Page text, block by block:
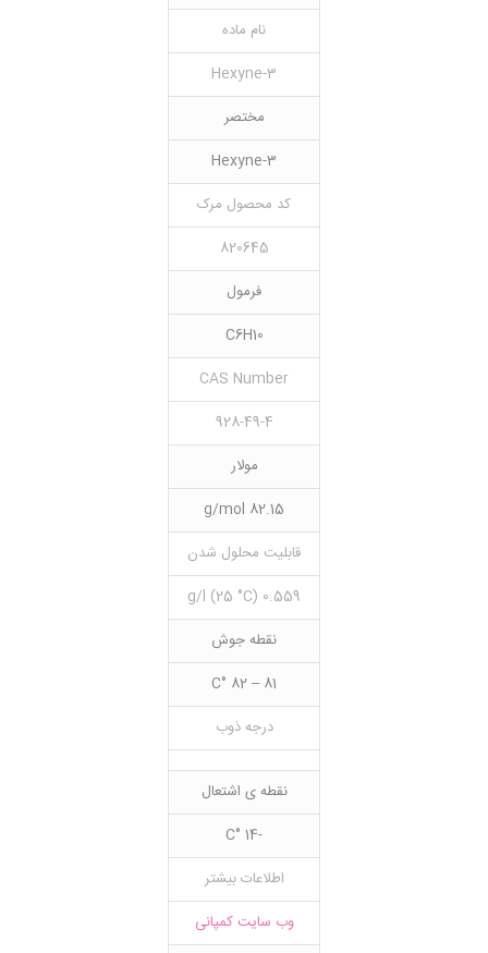
نام ماده
3-Hexyne
مختصر
3-Hexyne
کد محصول مرک
820645
فرمول
C6H10
CAS Number
928-49-4
مولار
82.15 g/mol
قابلیت محلول شدن
0.559 g/l (25 °C)
نقطه جوش
81 – 82 °C
درجه ذوب
نقطه ی اشتعال
-14 °C
اطلاعات بیشتر
وب سایت کمپانی